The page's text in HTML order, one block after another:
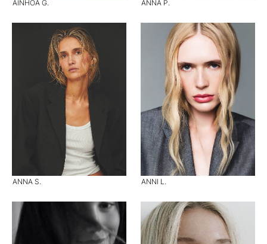
AINHOA G. ANNA P.
ANNA S. ANNI L.